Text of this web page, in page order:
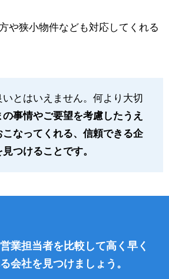
や狭小物件なども対応してくれる
とはいえません。何より大切
の事情やご要望を考慮したうえ
なってくれる、信頼できる企
つけることです。
業担当者を比較して高く早く
会社を見つけましょう。